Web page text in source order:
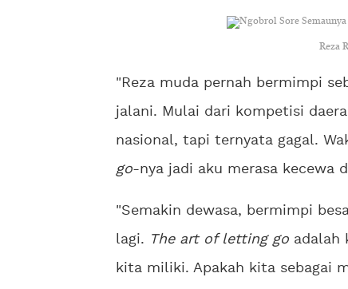
Reza
"Reza muda pernah bermimpi
jalani. Mulai dari kompetisi
nasional, tapi ternyata gagal.
go-nya jadi aku merasa kecewa
"Semakin dewasa, bermimpi
lagi. The art of letting go adalah
kita miliki. Apakah kita sebagai